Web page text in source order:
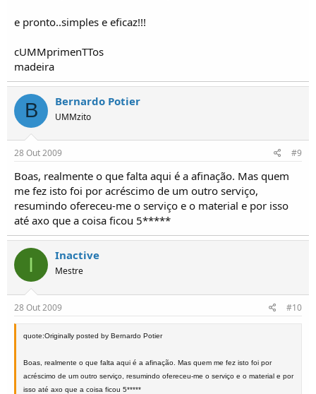
e pronto..simples e eficaz!!!
cUMMprimenTTos
madeira
B Bernardo Potier
UMMzito
28 Out 2009 #9
Boas, realmente o que falta aqui é a afinação. Mas quem
me fez isto foi por acréscimo de um outro serviço,
resumindo ofereceu-me o serviço e o material e por isso
até axo que a coisa ficou 5*****
I Inactive
Mestre
28 Out 2009 #10
quote:Originally posted by Bernardo Potier
Boas, realmente o que falta aqui é a afinação. Mas quem me fez isto foi por
acréscimo de um outro serviço, resumindo ofereceu-me o serviço e o material e por
isso até axo que a coisa ficou 5*****